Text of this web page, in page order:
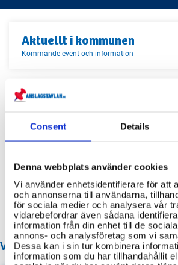
Consent Details
Denna webbplats använder cookies
Vi använder enhetsidentifierare för att
och annonserna till användarna,
för sociala medier och analysera vår
vidarebefordrar även sådana
information från din enhet till de
annons- och analysföretag som vi
Dessa kan i sin tur kombinera
information som du har tillhandahållit
Aktuellt i kommunen
Kommande event och information
Relaterade länkar
Idrottsanläggningar
Återvinningscentraler
VANLIGA FRÅGOR OM